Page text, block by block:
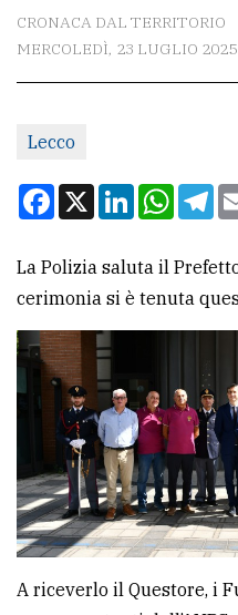
Scrivici
tua
pubblicità
CERCA
Cerca
per
comune
Ricerca
avanzata
LE
ALTRE
TESTATE
CRONACA DAL TERRITORIO
MERCOLEDÌ, 23 LUGLIO
Lecco
Facebook
X LinkedIn
La Polizia saluta il
cerimonia si è tenuta
A riceverlo il Questore, i